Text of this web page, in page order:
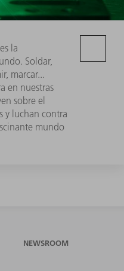
la
Soldar,
marcar...
en nuestras
sobre el
y luchan contra
mundo
NEWSROOM